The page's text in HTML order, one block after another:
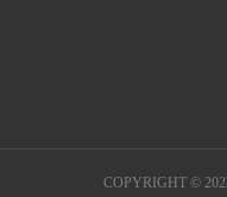
COPYRIGHT ©